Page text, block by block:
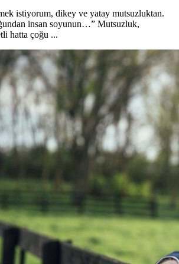
istiyorum, dikey ve yatay mutsuzluktan.
insan soyunun…” Mutsuzluk,
hatta çoğu ...